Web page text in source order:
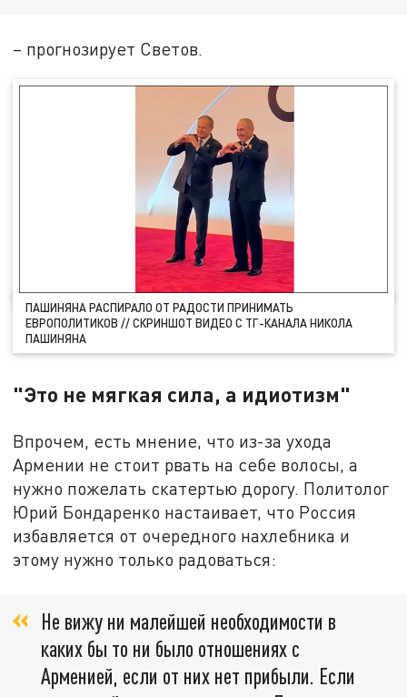
– прогнозирует Светов.
ПАШИНЯНА РАСПИРАЛО ОТ РАДОСТИ ПРИНИМАТЬ
ЕВРОПОЛИТИКОВ // СКРИНШОТ ВИДЕО С ТГ-КАНАЛА НИКОЛА
ПАШИНЯНА
"Это не мягкая сила, а идиотизм"
Впрочем, есть мнение, что из-за ухода
Армении не стоит рвать на себе волосы, а
нужно пожелать скатертью дорогу. Политолог
Юрий Бондаренко настаивает, что Россия
избавляется от очередного нахлебника и
этому нужно только радоваться:
Не вижу ни малейшей необходимости в
каких бы то ни было отношениях с
Арменией, если от них нет прибыли. Если